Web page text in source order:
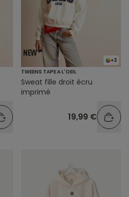
+3
TWEENS TAPE A L'OEIL
Sweat fille droit écru
imprimé
19,99 €